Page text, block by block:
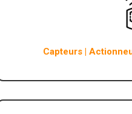
Capteurs |